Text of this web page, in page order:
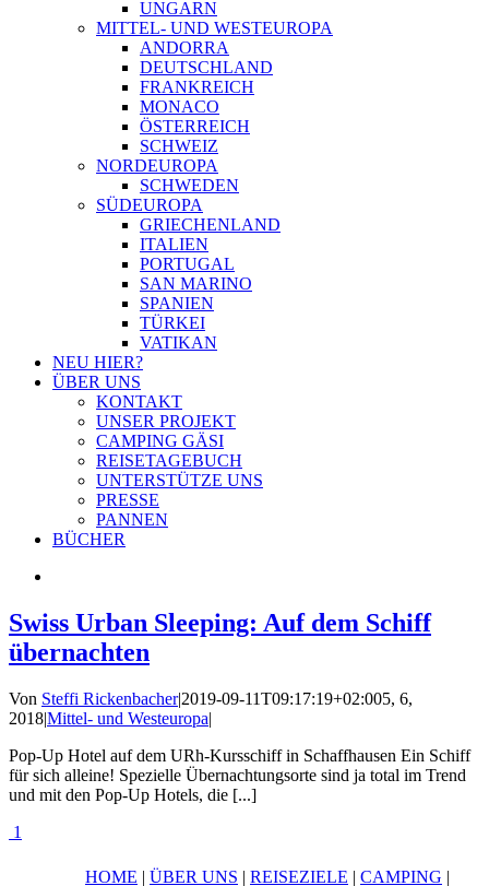
UNGARN
MITTEL- UND WESTEUROPA
ANDORRA
DEUTSCHLAND
FRANKREICH
MONACO
ÖSTERREICH
SCHWEIZ
NORDEUROPA
SCHWEDEN
SÜDEUROPA
GRIECHENLAND
ITALIEN
PORTUGAL
SAN MARINO
SPANIEN
TÜRKEI
VATIKAN
NEU HIER?
ÜBER UNS
KONTAKT
UNSER PROJEKT
CAMPING GÄSI
REISETAGEBUCH
UNTERSTÜTZE UNS
PRESSE
PANNEN
BÜCHER
Swiss Urban Sleeping: Auf dem Schiff
übernachten
Von Steffi Rickenbacher|2019-09-11T09:17:19+02:005, 6,
2018|Mittel- und Westeuropa|
Pop-Up Hotel auf dem URh-Kursschiff in Schaffhausen Ein Schiff
für sich alleine! Spezielle Übernachtungsorte sind ja total im Trend
und mit den Pop-Up Hotels, die [...]
1
HOME | ÜBER UNS | REISEZIELE | CAMPING |